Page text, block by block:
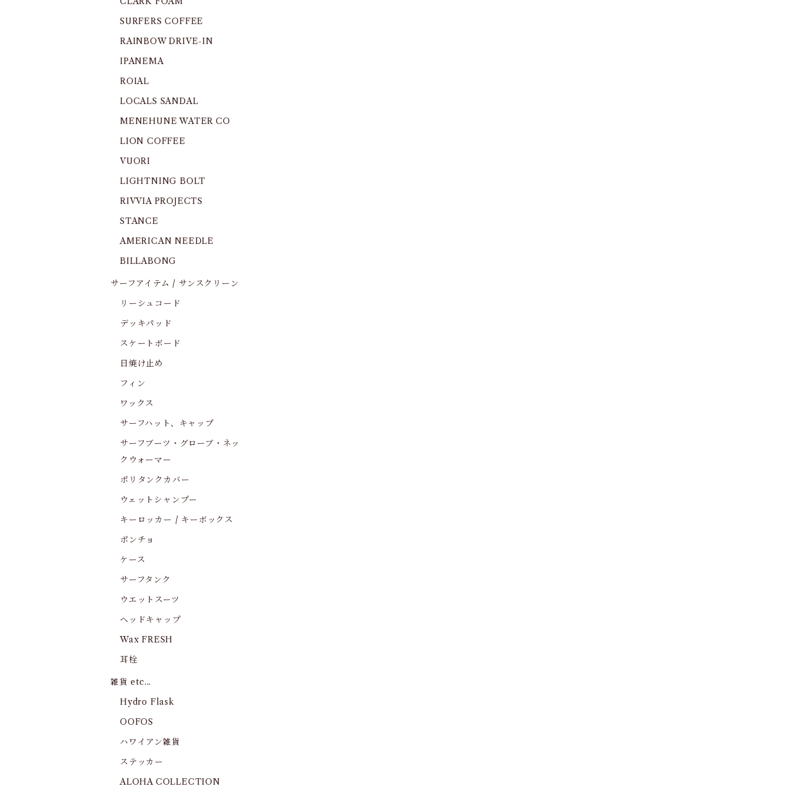
SURFERS COFFEE
RAINBOW DRIVE-IN
IPANEMA
ROIAL
LOCALS SANDAL
MENEHUNE WATER CO
LION COFFEE
VUORI
LIGHTNING BOLT
RIVVIA PROJECTS
STANCE
AMERICAN NEEDLE
BILLABONG
サーフアイテム / サンスクリーン
リーシュコード
デッキパッド
スケートボード
日焼け止め
フィン
ワックス
サーフハット、キャップ
サーフブーツ・グローブ・ネッ
クウォーマー
ポリタンクカバー
ウェットシャンプー
キーロッカー / キーボックス
ポンチョ
ケース
サーフタンク
ウエットスーツ
ヘッドキャップ
Wax FRESH
耳栓
雑貨 etc...
Hydro Flask
OOFOS
ハワイアン雑貨
ステッカー
ALOHA COLLECTION